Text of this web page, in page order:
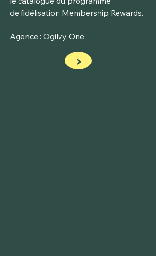
de fidélisation Membership Rewards.
Agence : Ogilvy One
>